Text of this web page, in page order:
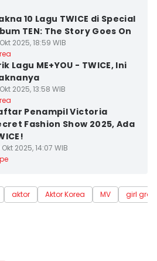
10 Lagu TWICE di Special
TEN: The Story Goes On
2025, 18:59 WIB
Lagu ME+YOU - TWICE, Ini
2025, 13:58 WIB
Penampil Victoria
Fashion Show 2025, Ada
2025, 14:07 WIB
aktor Aktor Korea MV
girl